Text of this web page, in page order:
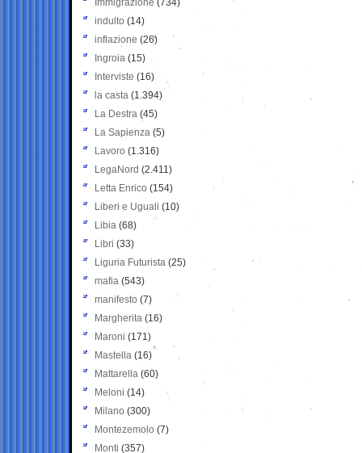
Immigrazione (734)
indulto (14)
inflazione (26)
Ingroia (15)
Interviste (16)
la casta (1.394)
La Destra (45)
La Sapienza (5)
Lavoro (1.316)
LegaNord (2.411)
Letta Enrico (154)
Liberi e Uguali (10)
Libia (68)
Libri (33)
Liguria Futurista (25)
mafia (543)
manifesto (7)
Margherita (16)
Maroni (171)
Mastella (16)
Mattarella (60)
Meloni (14)
Milano (300)
Montezemolo (7)
Monti (357)